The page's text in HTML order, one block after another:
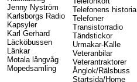
Jenny Nyström
Karlsborgs Radio
Kapsyler
Karl Gerhard
Läcköbussen
Länkar
Motala långvåg
Mopedsamling
Telefonens historia
Telefoner
Transistorradio
Tändstickor
Urmakar-Kalle
Veteranbilar
Veterantraktorer
Ånglok/Rälsbuss
Startsida/Home